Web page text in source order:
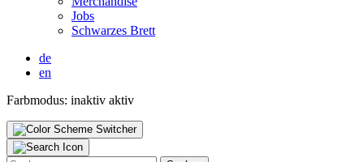
Jobs
Schwar­zes Brett
de
en
Farbmodus: inaktiv aktiv